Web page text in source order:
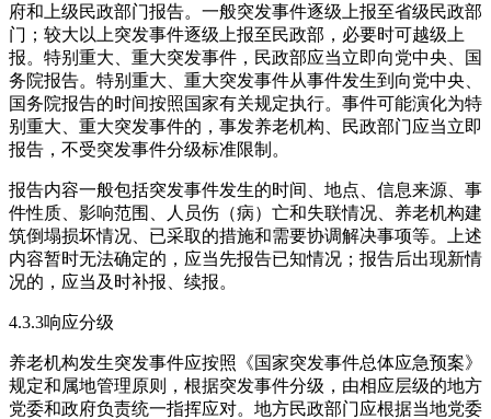
府和上级民政部门报告。一般突发事件逐级上报至省级民政部
门；较大以上突发事件逐级上报至民政部，必要时可越级上
报。特别重大、重大突发事件，民政部应当立即向党中央、国
务院报告。特别重大、重大突发事件从事件发生到向党中央、
国务院报告的时间按照国家有关规定执行。事件可能演化为特
别重大、重大突发事件的，事发养老机构、民政部门应当立即
报告，不受突发事件分级标准限制。
报告内容一般包括突发事件发生的时间、地点、信息来源、事
件性质、影响范围、人员伤（病）亡和失联情况、养老机构建
筑倒塌损坏情况、已采取的措施和需要协调解决事项等。上述
内容暂时无法确定的，应当先报告已知情况；报告后出现新情
况的，应当及时补报、续报。
4.3.3响应分级
养老机构发生突发事件应按照《国家突发事件总体应急预案》
规定和属地管理原则，根据突发事件分级，由相应层级的地方
党委和政府负责统一指挥应对。地方民政部门应根据当地党委